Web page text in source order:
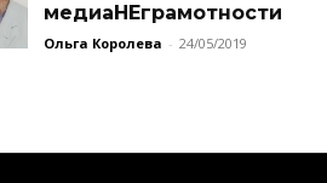
медиаНЕграмотности
Ольга Королева - 24/05/2019